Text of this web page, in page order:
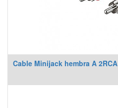
Cable Minijack hembra A